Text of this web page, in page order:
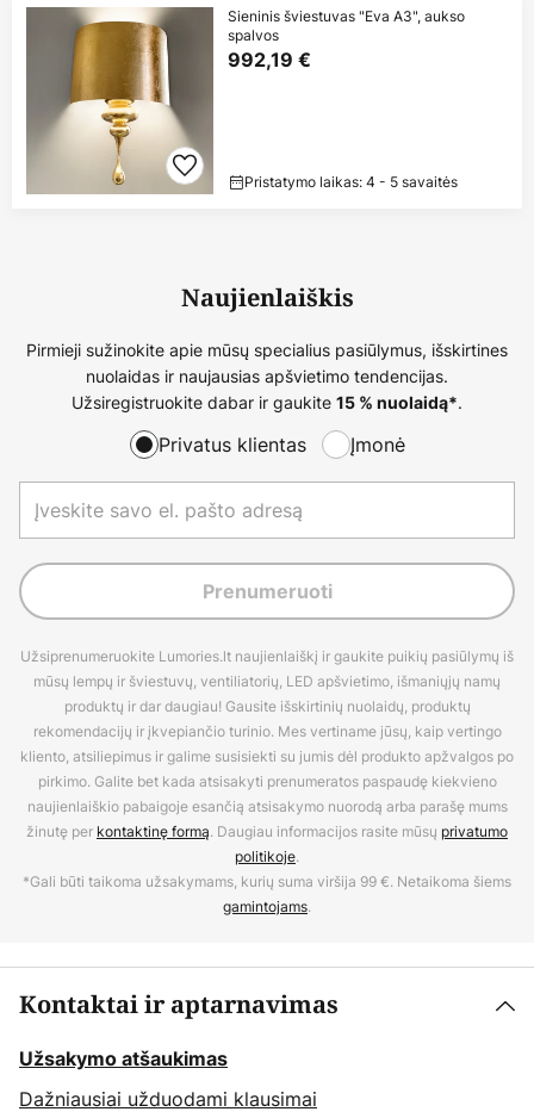
Sieninis šviestuvas "Eva A3", aukso
spalvos
992,19 €
Pristatymo laikas: 4 - 5 savaitės
Naujienlaiškis
Pirmieji sužinokite apie mūsų specialius pasiūlymus, išskirtines
nuolaidas ir naujausias apšvietimo tendencijas.
Užsiregistruokite dabar ir gaukite 15 % nuolaidą*.
Privatus klientas Įmonė
Prenumeruoti
Užsiprenumeruokite Lumories.lt naujienlaiškį ir gaukite puikių pasiūlymų iš
mūsų lempų ir šviestuvų, ventiliatorių, LED apšvietimo, išmaniųjų namų
produktų ir dar daugiau! Gausite išskirtinių nuolaidų, produktų
rekomendacijų ir įkvepiančio turinio. Mes vertiname jūsų, kaip vertingo
kliento, atsiliepimus ir galime susisiekti su jumis dėl produkto apžvalgos po
pirkimo. Galite bet kada atsisakyti prenumeratos paspaudę kiekvieno
naujienlaiškio pabaigoje esančią atsisakymo nuorodą arba parašę mums
žinutę per kontaktinę formą. Daugiau informacijos rasite mūsų privatumo
politikoje.
*Gali būti taikoma užsakymams, kurių suma viršija 99 €. Netaikoma šiems
gamintojams.
Kontaktai ir aptarnavimas
Užsakymo atšaukimas
Dažniausiai užduodami klausimai